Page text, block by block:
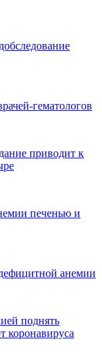
гематологов
приводит к
печенью и
анемии
поднять
коронавируса